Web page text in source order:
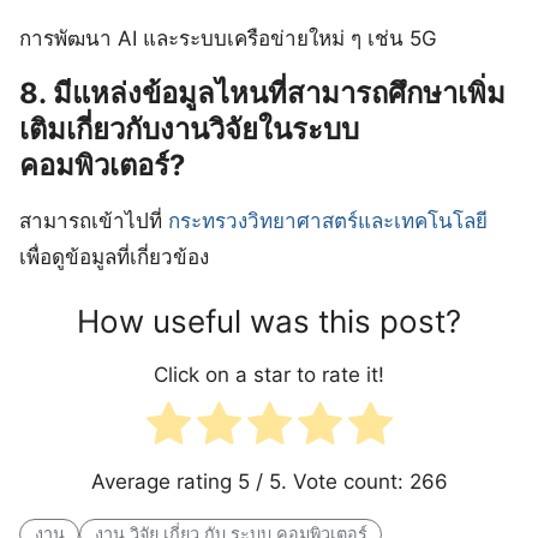
การพัฒนา AI และระบบเครือข่ายใหม่ ๆ เช่น 5G
8. มีแหล่งข้อมูลไหนที่สามารถศึกษาเพิ่ม
เติมเกี่ยวกับงานวิจัยในระบบ
คอมพิวเตอร์?
สามารถเข้าไปที่ กระทรวงวิทยาศาสตร์และเทคโนโลยี
เพื่อดูข้อมูลที่เกี่ยวข้อง
How useful was this post?
Click on a star to rate it!
Average rating 5/ 5. Vote count: 266
งาน งาน วิจัย เกี่ยว กับ ระบบ คอมพิวเตอร์